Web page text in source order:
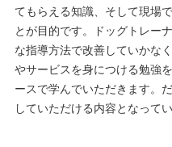
てもらえる知識、そして現場
とが目的です。ドッグトレー
な指導方法で改善していかな
やサービスを身につける勉強
ースで学んでいただきます。
していただける内容となってい